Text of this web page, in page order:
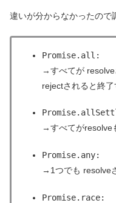
違いが分からなかったので
Promise.all:
→すべてが resolve
rejectされると終了
→すべてがresolve
Promise.any:
→1つでも resolve
Promise.race: